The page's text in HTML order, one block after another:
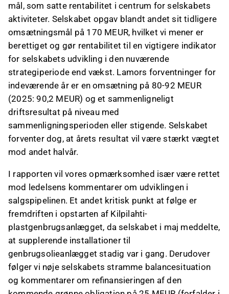
mål, som satte rentabilitet i centrum for selskabets
aktiviteter. Selskabet opgav blandt andet sit tidligere
omsætningsmål på 170 MEUR, hvilket vi mener er
berettiget og gør rentabilitet til en vigtigere indikator
for selskabets udvikling i den nuværende
strategiperiode end vækst. Lamors forventninger for
indeværende år er en omsætning på 80-92 MEUR
(2025: 90,2 MEUR) og et sammenligneligt
driftsresultat på niveau med
sammenligningsperioden eller stigende. Selskabet
forventer dog, at årets resultat vil være stærkt vægtet
mod andet halvår.
I rapporten vil vores opmærksomhed især være rettet
mod ledelsens kommentarer om udviklingen i
salgspipelinen. Et andet kritisk punkt at følge er
fremdriften i opstarten af Kilpilahti-
plastgenbrugsanlægget, da selskabet i maj meddelte,
at supplerende installationer til
genbrugsolieanlægget stadig var i gang. Derudover
følger vi nøje selskabets stramme balancesituation
og kommentarer om refinansieringen af den